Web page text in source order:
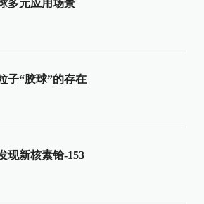
多元应用场景
子“胶球”的存在
现新核素铪-153